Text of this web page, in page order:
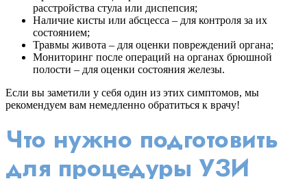
расстройства стула или диспепсия;
Наличие кисты или абсцесса – для контроля за их
состоянием;
Травмы живота – для оценки повреждений органа;
Мониторинг после операций на органах брюшной
полости – для оценки состояния железы.
Если вы заметили у себя один из этих симптомов, мы
рекомендуем вам немедленно обратиться к врачу!
Что нужно подготовить
для процедуры УЗИ